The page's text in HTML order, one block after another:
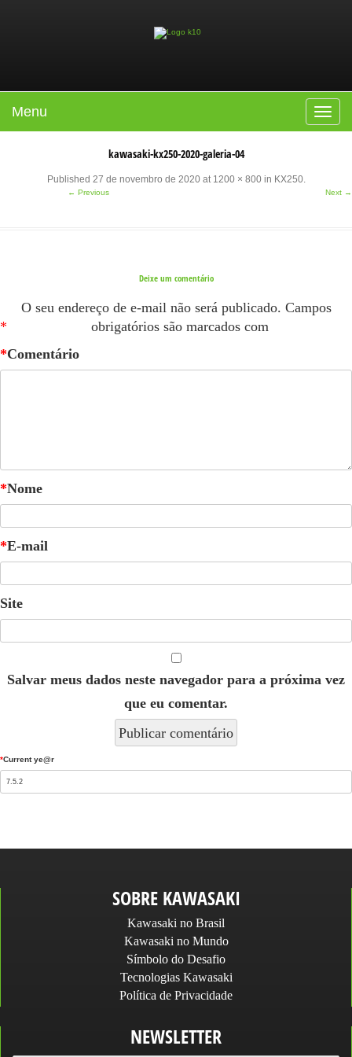
Toggle
Menu
kawasaki-kx250-2020-galeria-04
Published 27 de novembro de 2020at 1200 × 800in KX250.
← Previous Next →
Deixe um comentário
O seu endereço de e-mail não será publicado. Campos
obrigatórios são marcados com
*
Comentário
*
Nome
*
E-mail
*
Site
Salvar meus dados neste navegador para a próxima vez
que eu comentar.
Current ye@r
*
SOBRE KAWASAKI
Kawasaki no Brasil
Kawasaki no Mundo
Símbolo do Desafio
Tecnologias Kawasaki
Política de Privacidade
NEWSLETTER